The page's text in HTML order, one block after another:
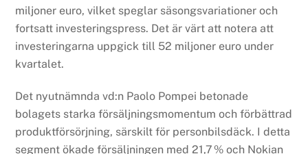
miljoner euro, vilket speglar säsongsvariationer och
fortsatt investeringspress. Det är värt att notera att
investeringarna uppgick till 52 miljoner euro under
kvartalet.
Det nyutnämnda vd:n Paolo Pompei betonade
bolagets starka försäljningsmomentum och förbättrad
produktförsörjning, särskilt för personbilsdäck. I detta
segment ökade försäljningen med 21,7 % och Nokian